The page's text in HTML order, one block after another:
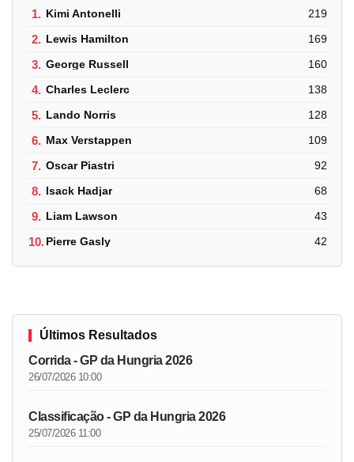
1. Kimi Antonelli 219
2. Lewis Hamilton 169
3. George Russell 160
4. Charles Leclerc 138
5. Lando Norris 128
6. Max Verstappen 109
7. Oscar Piastri 92
8. Isack Hadjar 68
9. Liam Lawson 43
10.Pierre Gasly 42
Últimos Resultados
Corrida - GP da Hungria 2026
26/07/2026 10:00
Classificação - GP da Hungria 2026
25/07/2026 11:00